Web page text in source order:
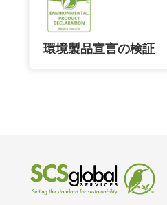
環境製品宣言の検証